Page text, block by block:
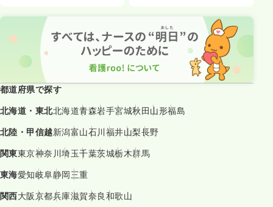
都道府県で探す
北海道・東北北海道青森岩手宮城秋田山形福島
北陸・甲信越新潟富山石川福井山梨長野
関東東京神奈川埼玉千葉茨城栃木群馬
東海愛知岐阜静岡三重
関西大阪京都兵庫滋賀奈良和歌山